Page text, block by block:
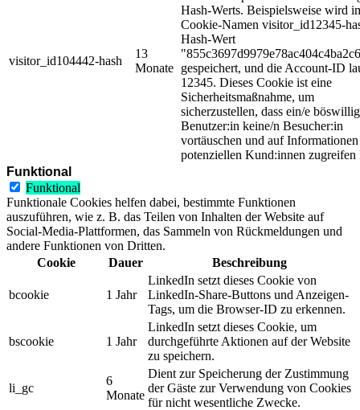
visitor_id104442-hash
13
Monate
Hash-Werts. Beispielsweise wird
Cookie-Namen visitor_id12345-
Hash-Wert
gespeichert, und die Account-ID
12345. Dieses Cookie ist eine
Sicherheitsmaßnahme, um
sicherzustellen, dass ein/e
Benutzer:in keine/n Besucher:in
vortäuschen und auf
potenziellen Kund:innen
Funktional
Funktional
Funktionale Cookies helfen dabei, bestimmte Funktionen
auszuführen, wie z. B. das Teilen von Inhalten der Website auf
Social-Media-Plattformen, das Sammeln von Rückmeldungen und
andere Funktionen von Dritten.
Cookie
Dauer Beschreibung
bcookie 1 Jahr
LinkedIn setzt dieses Cookie von
LinkedIn-Share-Buttons und Anzeigen-
Tags, um die Browser-ID zu erkennen.
bscookie 1 Jahr
LinkedIn setzt dieses Cookie, um
durchgeführte Aktionen auf der Website
zu speichern.
li_gc
6
Monate
Dient zur Speicherung der Zustimmung
der Gäste zur Verwendung von Cookies
für nicht wesentliche Zwecke.